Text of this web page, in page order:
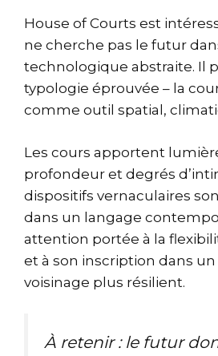
House of Courts est
ne cherche pas le futur
technologique abstraite. Il
typologie éprouvée – la
comme outil spatial,
Les cours apportent
profondeur et degrés
dispositifs vernaculaires
dans un langage
attention portée à la
et à son inscription dans
voisinage plus résilient.
À retenir : le futur